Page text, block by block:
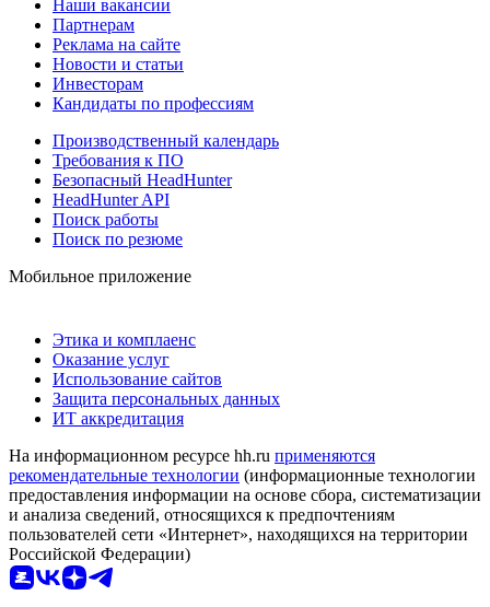
Наши вакансии
Партнерам
Реклама на сайте
Новости и статьи
Инвесторам
Кандидаты по профессиям
Производственный календарь
Требования к ПО
Безопасный HeadHunter
HeadHunter API
Поиск работы
Поиск по резюме
Мобильное приложение
Этика и комплаенс
Оказание услуг
Использование сайтов
Защита персональных данных
ИТ аккредитация
На информационном ресурсе hh.ru применяются
рекомендательные технологии (информационные технологии
предоставления информации на основе сбора, систематизации
и анализа сведений, относящихся к предпочтениям
пользователей сети «Интернет», находящихся на территории
Российской Федерации)